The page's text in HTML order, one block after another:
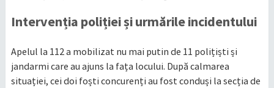
Intervenția poliției și urmările incidentului
Apelul la 112 a mobilizat nu mai putin de 11 polițiști și
jandarmi care au ajuns la fața locului. După calmarea
situației, cei doi foști concurenți au fost conduși la secția de